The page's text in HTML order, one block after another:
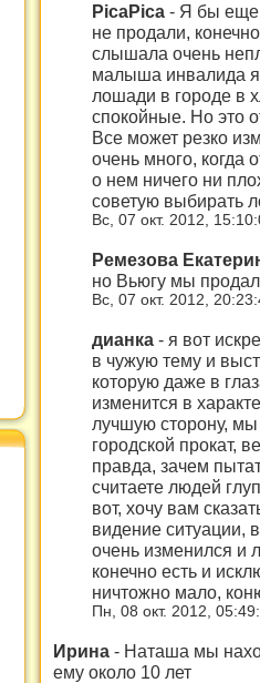
PicaPica - Я бы еще
не продали,
слышала очень
малыша инвалида я
лошади в городе в
спокойные. Но это
Все может резко
очень много, когда
о нем ничего ни
советую выбирать
Вс, 07 окт. 2012,
Ремезова
но Вьюгу мы
Вс, 07 окт. 2012,
дианка - я вот
в чужую тему и
которую даже в
изменится в
лучшую сторону, мы
городской прокат,
правда, зачем
считаете людей
вот, хочу вам
видение ситуации,
очень изменился и
конечно есть и
ничтожно мало,
Пн, 08 окт. 2012,
Ирина - Наташа мы
ему около 10 лет